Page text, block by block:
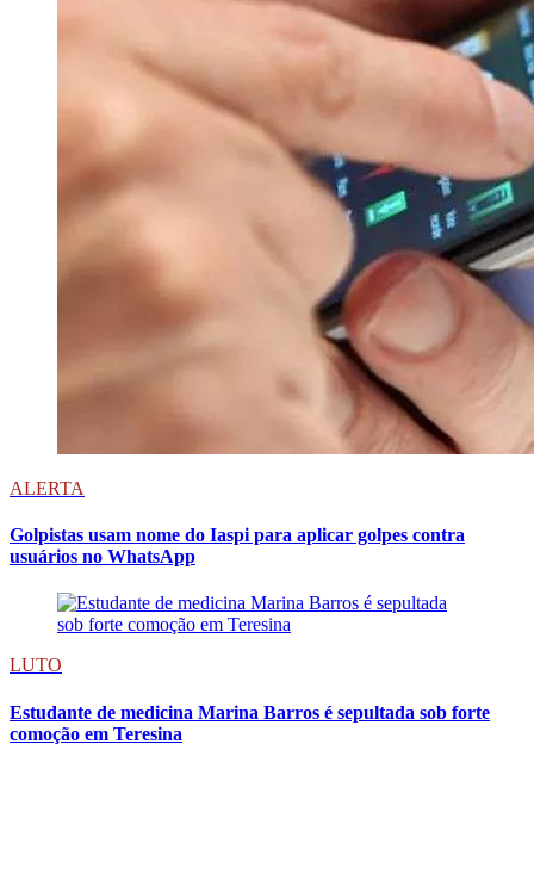
ALERTA
Golpistas usam nome do Iaspi para aplicar golpes contra
usuários no WhatsApp
LUTO
Estudante de medicina Marina Barros é sepultada sob forte
comoção em Teresina